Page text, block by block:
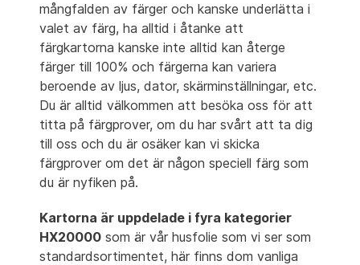
mångfalden av färger och kanske underlätta i
valet av färg, ha alltid i åtanke att
färgkartorna kanske inte alltid kan återge
färger till 100% och färgerna kan variera
beroende av ljus, dator, skärminställningar, etc.
Du är alltid välkommen att besöka oss för att
titta på färgprover, om du har svårt att ta dig
till oss och du är osäker kan vi skicka
färgprover om det är någon speciell färg som
du är nyfiken på.
Kartorna är uppdelade i fyra kategorier
HX20000 som är vår husfolie som vi ser som
standardsortimentet, här finns dom vanliga